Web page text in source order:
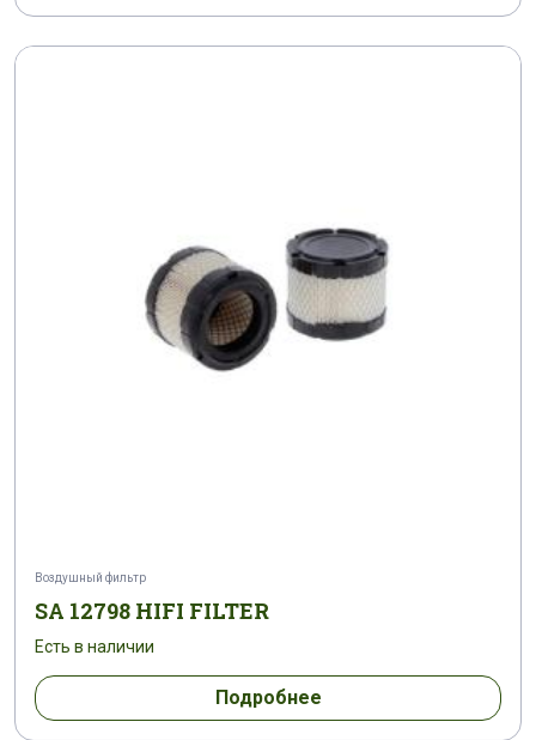
Воздушный фильтр
SA 12798 HIFI FILTER
Есть в наличии
Подробнее